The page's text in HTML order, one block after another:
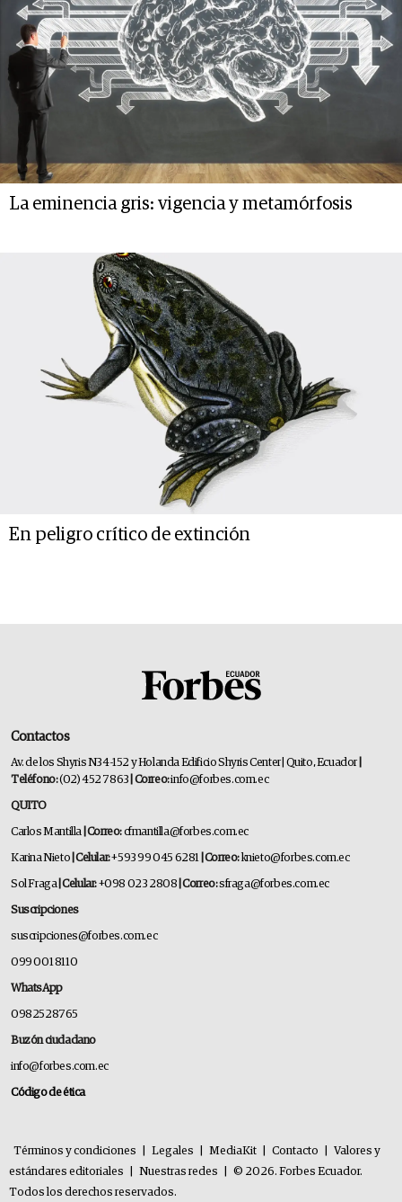
La eminencia gris: vigencia y metamórfosis
En peligro crítico de extinción
Contactos
Av. de los Shyris N34-152 y Holanda Edificio Shyris Center | Quito, Ecuador
Teléfono:(02) 452 7863 | Correo:info@forbes.com.ec
QUITO
Carlos Mantilla | Correo:cfmantilla@forbes.com.ec
Karina Nieto | Celular:+593 99 045 6281 | Correo:knieto@forbes.com.ec
Sol Fraga| Celular:+098 023 2808 | Correo:sfraga@forbes.com.ec
Suscripciones
suscripciones@forbes.com.ec
099 001 8110
WhatsApp
0982528765
Buzón ciudadano
info@forbes.com.ec
Código de ética
Términos y condiciones Legales MediaKit Contacto
Valores y
estándares editoriales
Nuestras redes
© 2026. Forbes Ecuador.
Todos los derechos reservados.